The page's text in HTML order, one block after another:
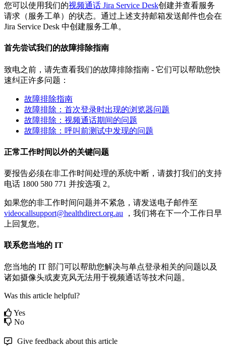
您可以使用我们的视频通话 Jira Service Desk创 建并查看服务
请求 （ 服务工单） 的状态。 通过 上述支持邮箱发送邮件也会在
Jira Service Desk 中创 建服务工单。
首先尝试我们的故障排除指南
致电之前 ， 请先查看我们的故障排除指南 - 它们可以帮助您快
速纠 正许多问题 ：
故障排除指南
故障排除 ： 首次登录时出现的浏 览器问题
故障排除 ： 视频通话期间的问题
故障排除 ： 呼叫前测试中发现的问题
正常工作时间 以外的关键问题
要报告必须在非工作时间处理的系统中 断 ， 请拨打我们的支持
电话 1800 580 771 并按选项 2。
如果您的非工作时间问题并不紧急 ， 请发送电子邮件至
videocallsupport@healthdirect.org.au ， 我们将在下一个工作日 早
上 回复您。
联系您当地的 IT
您当地的 IT 部门可以帮助您解决与单点登录相关的问题 以 及
诸如摄像头或麦克风无法用于视频通话等技术问题。
Was this article helpful?
Yes
No
Give feedback about this article